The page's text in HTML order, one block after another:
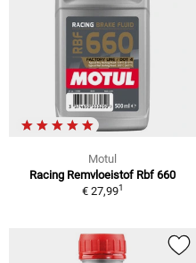
Motul
Racing Remvloeistof Rbf 660
€ 27,991